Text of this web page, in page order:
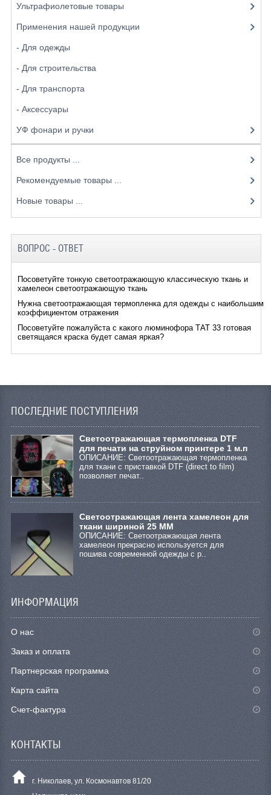
Ультрафиолетовые товары
Применения нашей продукции
- Для одежды
- Для строительства
- Для транспорта
- Аксессуары
УФ фонари и ручки
Все продукты ...
Рекомендуемые товары ...
Новые товары ...
ВОПРОС - ОТВЕТ
Посоветуйте тонкую светоотражающую классическую ткань и
хамелеон светоотражающую ткань
Нужна светоотражающая термопленка для одежды с наибольшим
коэффициентом отражения
Посоветуйте пожалуйста с какого люминофора ТАТ 33 готовая
светящаяся краска будет самая яркая?
ПОСЛЕДНИЕ ПОСТУПЛЕНИЯ
Cветоотражающая термопленка DTF
для печати на струйном принтере 1 м.п
ОПИСАНИЕ: Светоотражающая термопленка
для ткани с приставкой DTF (direct to film)
позволяет печат..
Светоотражающая лента хамелеон для
ткани шириной 25 ММ
ОПИСАНИЕ: Светоотражающая лента
хамелеон прекрасно используется для
пошива современной одежды с р..
ИНФОРМАЦИЯ
О нас
Заказ и оплата
Партнерская программа
Карта сайта
Счет-фактура
КОНТАКТЫ
г. Николаев, ул. Космонавтов 81/20